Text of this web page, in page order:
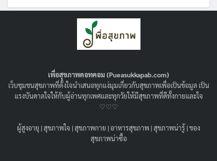
การรักษาศีล 5 ต้องทำยังไงบ้าง ? ศีล 5 ข้อมี
เพื่อสุขภาพดอทคอม (Pueasukkapab.com)
เว็บชุมชนสุขภาพที่ตั้งใจนำเสนอทุกแง่มุมเกี่ยวกับสุขภาพเพื่อเป็นข้อมูล เป็น
แรงบันดาลใจให้กับผู้อ่านทุกเพศและทุกวัยให้มีสุขภาพที่ดีทั้งกายและใจ
♡♡♡
ผู้สูงอายุ |สุขภาพใจ |สุขภาพกาย |อาหารสุขภาพ |สุขภาพน่ารู้ |ของ
สุขภาพน่าซื้อ